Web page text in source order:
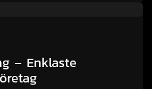
– Enklaste